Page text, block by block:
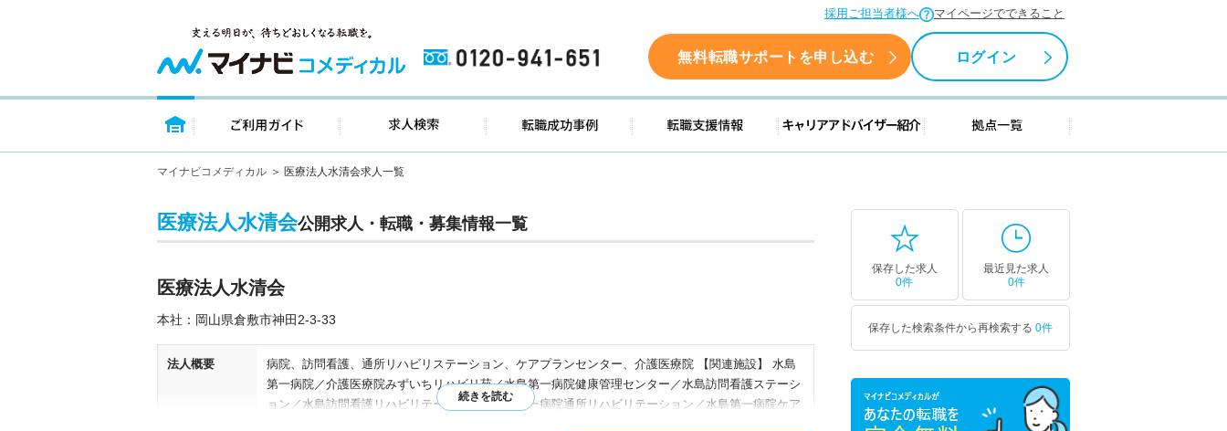
採用ご担当者様へ マイページでできること
0120-941-651 無料転職サポートを申し込む ログイン
トップページ ご利用ガイド 求人検索 転職成功事例 転職支援情報 キャリアアドバイザー紹介 拠点一覧
マイナビコメディカル 医療法人水清会求人一覧
医療法人水清会公開求人・転職・募集情報一覧
医療法人水清会
本社：岡山県倉敷市神田2‐3‐33
法人概要
病院、訪問看護、通所リハビリステーション、ケアプランセンター、介護医療院 【関連施設】 水島
第一病院／介護医療院みずいちリハビリ苑／水島第一病院健康管理センター／水島訪問看護ステーシ
ョン／水島訪問看護リハビリテーション／水島第一病院通所リハビリテーション／水島第一病院ケア
保存した求人
0件
最近見た求人
0件
保存した検索条件から再検索する 0件